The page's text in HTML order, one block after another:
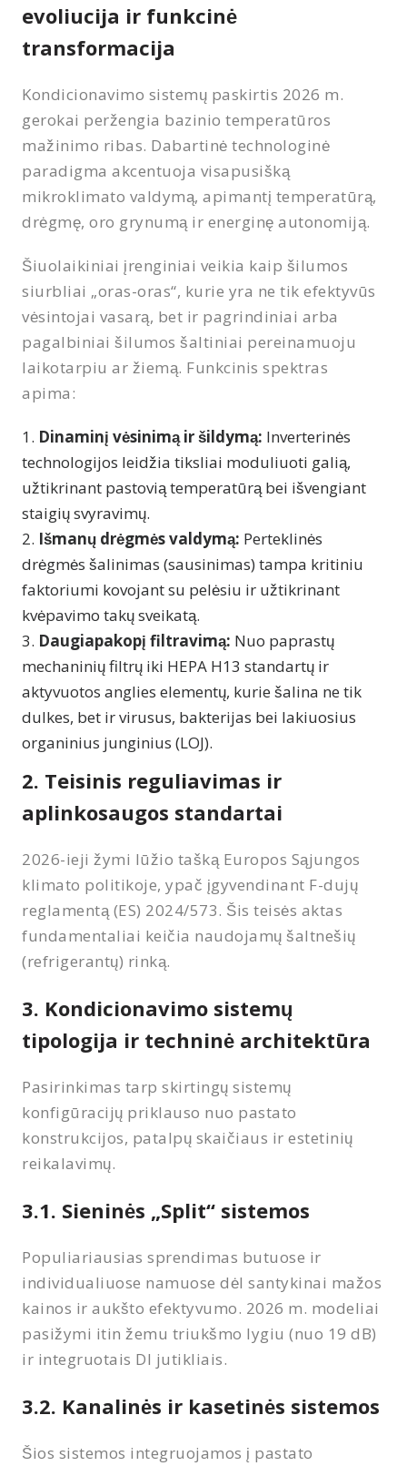
evoliucija ir funkcinė
transformacija
Kondicionavimo sistemų paskirtis 2026 m.
gerokai peržengia bazinio temperatūros
mažinimo ribas. Dabartinė technologinė
paradigma akcentuoja visapusišką
mikroklimato valdymą, apimantį temperatūrą,
drėgmę, oro grynumą ir energinę autonomiją.
Šiuolaikiniai įrenginiai veikia kaip šilumos
siurbliai „oras-oras“, kurie yra ne tik efektyvūs
vėsintojai vasarą, bet ir pagrindiniai arba
pagalbiniai šilumos šaltiniai pereinamuoju
laikotarpiu ar žiemą. Funkcinis spektras
apima:
Dinaminį vėsinimą ir šildymą: Inverterinės
technologijos leidžia tiksliai moduliuoti galią,
užtikrinant pastovią temperatūrą bei išvengiant
staigių svyravimų.
Išmanų drėgmės valdymą: Perteklinės
drėgmės šalinimas (sausinimas) tampa kritiniu
faktoriumi kovojant su pelėsiu ir užtikrinant
kvėpavimo takų sveikatą.
Daugiapakopį filtravimą: Nuo paprastų
mechaninių filtrų iki HEPA H13 standartų ir
aktyvuotos anglies elementų, kurie šalina ne tik
dulkes, bet ir virusus, bakterijas bei lakiuosius
organinius junginius (LOJ).
2. Teisinis reguliavimas ir
aplinkosaugos standartai
2026-ieji žymi lūžio tašką Europos Sąjungos
klimato politikoje, ypač įgyvendinant F-dujų
reglamentą (ES) 2024/573. Šis teisės aktas
fundamentaliai keičia naudojamų šaltnešių
(refrigerantų) rinką.
3. Kondicionavimo sistemų
tipologija ir techninė architektūra
Pasirinkimas tarp skirtingų sistemų
konfigūracijų priklauso nuo pastato
konstrukcijos, patalpų skaičiaus ir estetinių
reikalavimų.
3.1. Sieninės „Split“ sistemos
Populiariausias sprendimas butuose ir
individualiuose namuose dėl santykinai mažos
kainos ir aukšto efektyvumo. 2026 m. modeliai
pasižymi itin žemu triukšmo lygiu (nuo 19 dB)
ir integruotais DI jutikliais.
3.2. Kanalinės ir kasetinės sistemos
Šios sistemos integruojamos į pastato